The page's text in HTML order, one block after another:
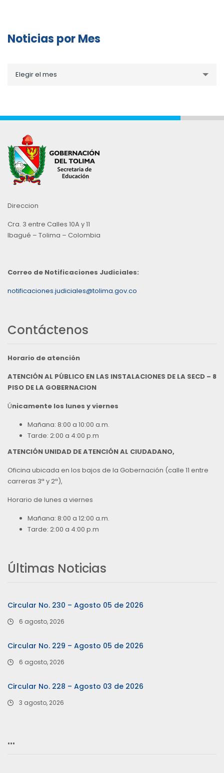
Noticias por Mes
porElegir el mes
Direccion
Cra. 3 entre Calles 10A y 11
Ibagué – Tolima – Colombia
Correo de Notificaciones Judiciales:
notificaciones.judiciales@tolima.gov.co
Contáctenos
Horario de atención
ATENCIÓN AL PÚBLICO EN LAS INSTALACIONES DE LA SECD – 8
PISO DE LA GOBERNACION
Únicamente los lunes y viernes
Mañana: 8:00 a 10:00 a.m.
Tarde: 2:00 a 4:00 p.m
ATENCIÓN UNIDAD DE ATENCIÓN AL CIUDADANO,
Oficina ubicada en los bajos de la Gobernación (calle 11 entre
carreras 3ª y 2ª),
Horario de lunes a viernes
Mañana: 8:00 a 12:00 a.m.
Tarde: 2:00 a 4:00 p.m
Últimas Noticias
Circular No. 230 – Agosto 05 de 2026
6 agosto, 2026
Circular No. 229 – Agosto 05 de 2026
6 agosto, 2026
Circular No. 228 – Agosto 03 de 2026
3 agosto, 2026
…